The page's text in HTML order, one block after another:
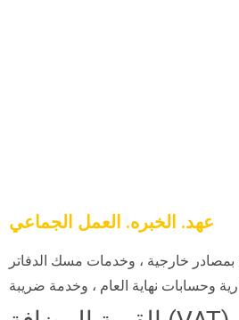
عهد. الخبره. العمل الجماعي
بمصادر خارجية ، وخدمات مسك الدفاتر
وحسابات نهاية العام ، وخدمة ضريبة